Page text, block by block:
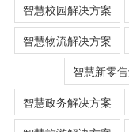
智慧校园解决方案
智慧物流解决方案
智慧新零
智慧政务解决方案